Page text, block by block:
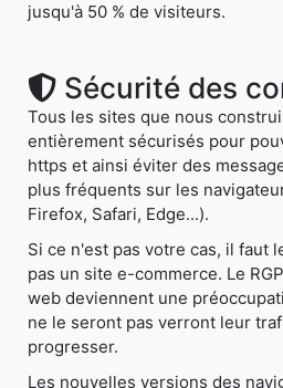
jusqu'à 50 % de visiteurs.
Sécurité des
Tous les sites que nous
entièrement sécurisés pour
https et ainsi éviter des
plus fréquents sur les
Firefox, Safari, Edge...).
Si ce n'est pas votre cas, il faut
pas un site e-commerce. Le
web deviennent une
ne le seront pas verront leur
progresser.
Les nouvelles versions des